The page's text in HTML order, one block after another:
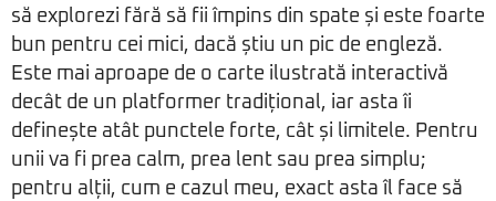
să explorezi fără să fii împins din spate și este foarte
bun pentru cei mici, dacă știu un pic de engleză.
Este mai aproape de o carte ilustrată interactivă
decât de un platformer tradițional, iar asta îi
definește atât punctele forte, cât și limitele. Pentru
unii va fi prea calm, prea lent sau prea simplu;
pentru alții, cum e cazul meu, exact asta îl face să